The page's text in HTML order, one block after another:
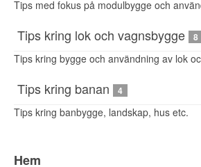
Tips med fokus på modulbygge och
Tips kring lok och vagnsbygge 8
Tips kring bygge och användning av lok
Tips kring banan 4
Tips kring banbygge, landskap, hus etc.
Hem